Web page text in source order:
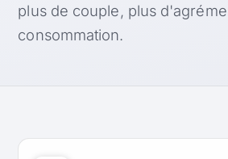
plus de couple, plus
consommation.